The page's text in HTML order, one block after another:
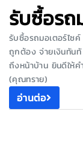
รับซื้อรถ
รับซื้อรถมอเตอร์ไซ
ถูกต้อง จ่ายเงินทันทั
ถึงหน้าบ้าน ยินดีให้ค
(คุณทราย)
อ่านต่อ